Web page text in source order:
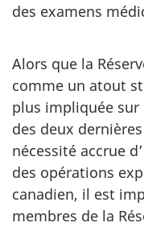
des examens
Alors que la
comme un atout
plus impliquée
des deux
nécessité accrue
des opérations
canadien, il est
membres de la